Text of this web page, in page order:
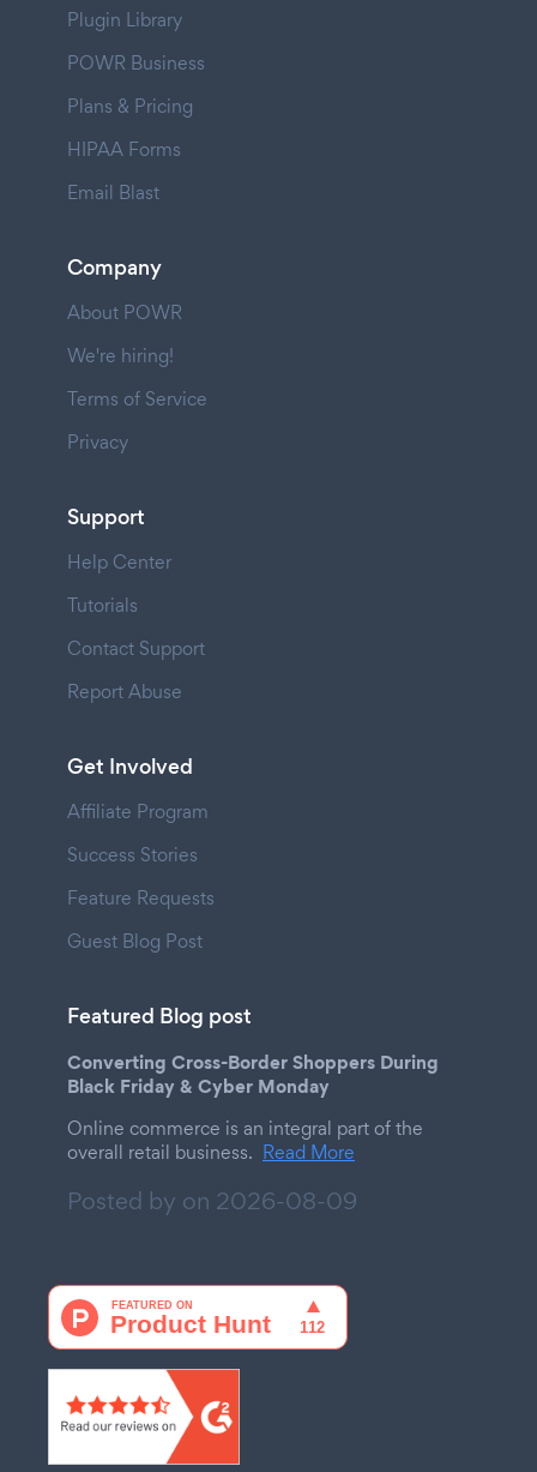
Plugin Library
POWR Business
Plans & Pricing
HIPAA Forms
Email Blast
Company
About POWR
We're hiring!
Terms of Service
Privacy
Support
Help Center
Tutorials
Contact Support
Report Abuse
Get Involved
Affiliate Program
Success Stories
Feature Requests
Guest Blog Post
Featured Blog post
Converting Cross-Border Shoppers During
Black Friday & Cyber Monday
Online commerce is an integral part of the
overall retail business. Read More
Posted by on 2026-08-09